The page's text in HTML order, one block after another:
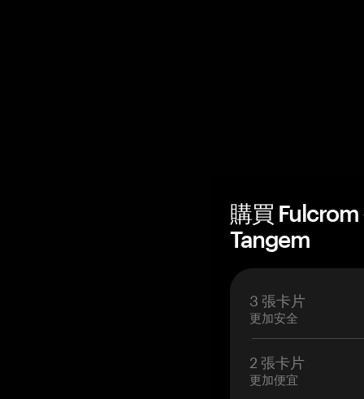
購買
Tangem
3 張卡片
更加安全
2 張卡片
更加便宜